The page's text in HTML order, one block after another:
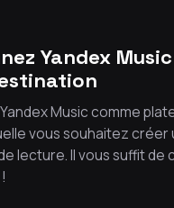
Yandex Music
Music comme
vous souhaitez créer
lecture. Il vous suffit de